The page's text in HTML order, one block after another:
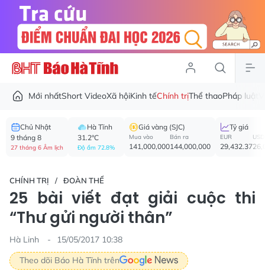
Mới nhấtShort VideoXã hộiKinh tếChính trịThể thaoPháp luật
Chủ Nhật
9 tháng 8
27 tháng 6 Âm lịch
Hà Tĩnh
31.2°C
Độ ẩm 72.8%
Giá vàng (SJC)
Mua vào
141,000,000
Bán ra
144,000,000
Tỷ giá
EUR
29,432.37
USD
CHÍNH TRỊ ĐOÀN THỂ
25 bài viết đạt giải cuộc thi
“Thư gửi người thân”
Hà Linh
15/05/2017 10:38
Theo dõi Báo Hà Tĩnh trên